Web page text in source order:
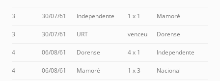
3 30/07/61 Independente 1 x 1 Mamoré
3 30/07/61 URT venceu Dorense
4 06/08/61 Dorense 4 x 1 Independente
4 06/08/61 Mamoré 1 x 3 Nacional